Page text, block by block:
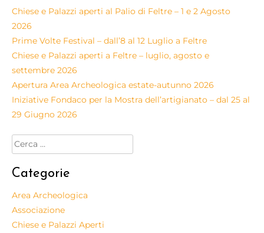
Chiese e Palazzi aperti al Palio di Feltre – 1 e 2 Agosto
2026
Prime Volte Festival – dall’8 al 12 Luglio a Feltre
Chiese e Palazzi aperti a Feltre – luglio, agosto e
settembre 2026
Apertura Area Archeologica estate-autunno 2026
Iniziative Fondaco per la Mostra dell’artigianato – dal 25 al
29 Giugno 2026
Categorie
Area Archeologica
Associazione
Chiese e Palazzi Aperti